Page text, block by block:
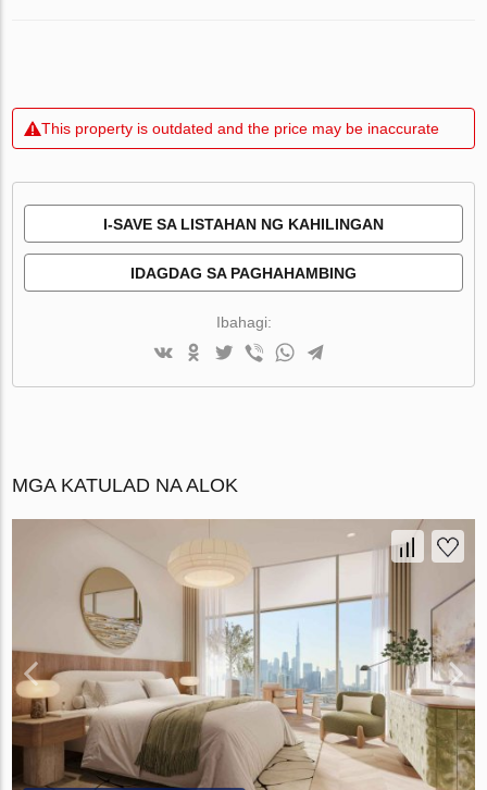
This property is outdated and the price may be inaccurate
I-SAVE SA LISTAHAN NG KAHILINGAN
IDAGDAG SA PAGHAHAMBING
Ibahagi:
MGA KATULAD NA ALOK